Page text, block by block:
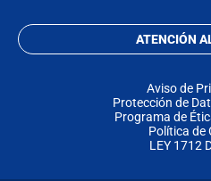
ATENCIÓN
Aviso de
Protección de
Programa de
Política de
LEY 1712